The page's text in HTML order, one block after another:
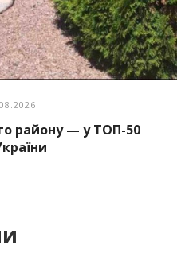
району — у ТОП-50